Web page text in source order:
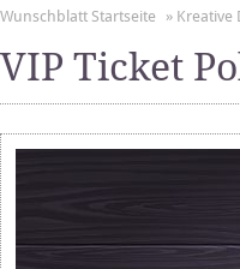
Wunschblatt Startseite » Kreative
VIP Ticket